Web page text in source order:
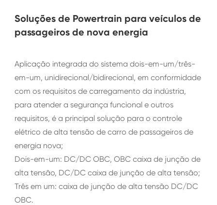
Soluções de Powertrain para veículos de
passageiros de nova energia
Aplicação integrada do sistema dois-em-um/três-
em-um, unidirecional/bidirecional, em conformidade
com os requisitos de carregamento da indústria,
para atender a segurança funcional e outros
requisitos, é a principal solução para o controle
elétrico de alta tensão de carro de passageiros de
energia nova;
Dois-em-um: DC/DC OBC, OBC caixa de junção de
alta tensão, DC/DC caixa de junção de alta tensão;
Três em um: caixa de junção de alta tensão DC/DC
OBC.